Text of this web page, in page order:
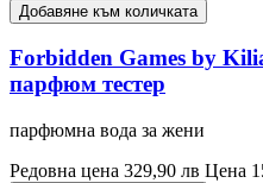
Добавяне към количката
Forbidden Games by
парфюм тестер
парфюмна вода за жени
Редовна цена 329,90 лв Цена